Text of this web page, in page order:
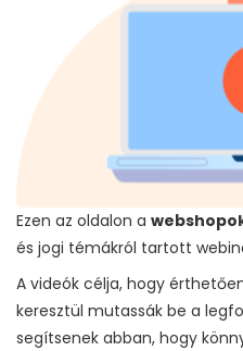
Ezen az oldalon a
és jogi témákról tartott
A videók célja, hogy
keresztül mutassák be a
segítsenek abban, hogy